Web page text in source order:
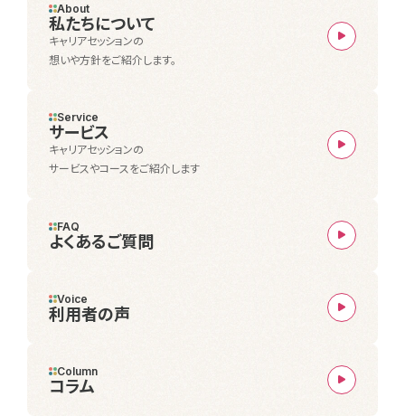
About
私たちについて
キャリアセッションの
想いや方針をご紹介します。
Service
サービス
キャリアセッションの
サービスやコースをご紹介します
FAQ
よくあるご質問
Voice
利用者の声
Column
コラム